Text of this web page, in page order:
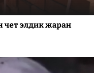
чет элдик жаран